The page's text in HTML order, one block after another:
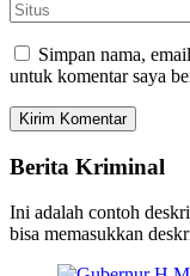
Simpan nama,
untuk komentar saya
Berita Kriminal
Ini adalah contoh
bisa memasukkan